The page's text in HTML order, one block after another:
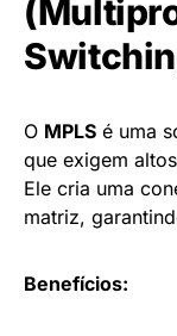
O MPLS é uma
que exigem
Ele cria uma
matriz,
Benefícios: